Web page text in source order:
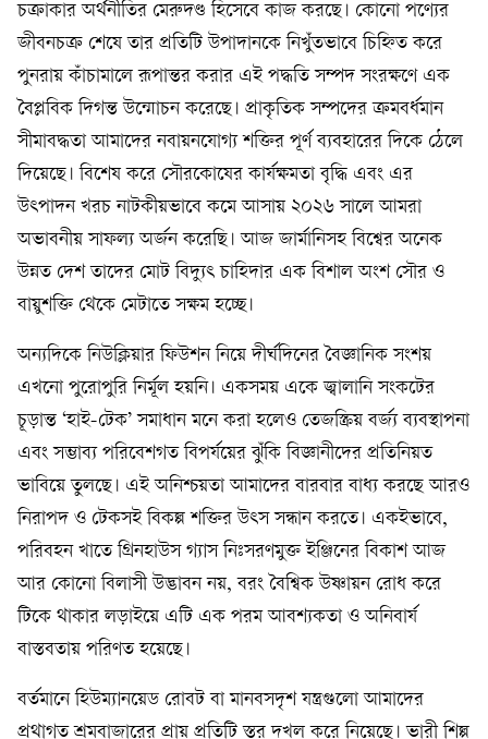
চক্রাকার অর্থনীতির মেরুদণ্ড হিসেবে কাজ করছে। কোনো পণ্যের
জীবনচক্র শেষে তার প্রতিটি উপাদানকে নিখুঁতভাবে চিহ্নিত করে
পুনরায় কাঁচামালে রূপান্তর করার এই পদ্ধতি সম্পদ সংরক্ষণে এক
বৈপ্লবিক দিগন্ত উন্মোচন করেছে। প্রাকৃতিক সম্পদের ক্রমবর্ধমান
সীমাবদ্ধতা আমাদের নবায়নযোগ্য শক্তির পূর্ণ ব্যবহারের দিকে ঠেলে
দিয়েছে। বিশেষ করে সৌরকোষের কার্যক্ষমতা বৃদ্ধি এবং এর
উৎপাদন খরচ নাটকীয়ভাবে কমে আসায় ২০২৬ সালে আমরা
অভাবনীয় সাফল্য অর্জন করেছি। আজ জার্মানিসহ বিশ্বের অনেক
উন্নত দেশ তাদের মোট বিদ্যুৎ চাহিদার এক বিশাল অংশ সৌর ও
বায়ুশক্তি থেকে মেটাতে সক্ষম হচ্ছে।
অন্যদিকে নিউক্লিয়ার ফিউশন নিয়ে দীর্ঘদিনের বৈজ্ঞানিক সংশয়
এখনো পুরোপুরি নির্মূল হয়নি। একসময় একে জ্বালানি সংকটের
চূড়ান্ত ‘হাই-টেক’ সমাধান মনে করা হলেও তেজস্ক্রিয় বর্জ্য ব্যবস্থাপনা
এবং সম্ভাব্য পরিবেশগত বিপর্যয়ের ঝুঁকি বিজ্ঞানীদের প্রতিনিয়ত
ভাবিয়ে তুলছে। এই অনিশ্চয়তা আমাদের বারবার বাধ্য করছে আরও
নিরাপদ ও টেকসই বিকল্প শক্তির উৎস সন্ধান করতে। একইভাবে,
পরিবহন খাতে গ্রিনহাউস গ্যাস নিঃসরণমুক্ত ইঞ্জিনের বিকাশ আজ
আর কোনো বিলাসী উদ্ভাবন নয়, বরং বৈশ্বিক উষ্ণায়ন রোধ করে
টিকে থাকার লড়াইয়ে এটি এক পরম আবশ্যকতা ও অনিবার্য
বাস্তবতায় পরিণত হয়েছে।
বর্তমানে হিউম্যানয়েড রোবট বা মানবসদৃশ যন্ত্রগুলো আমাদের
প্রথাগত শ্রমবাজারের প্রায় প্রতিটি স্তর দখল করে নিয়েছে। ভারী শিল্প